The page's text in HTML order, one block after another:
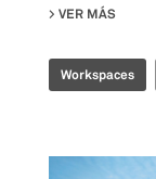
VER MÁS
Workspaces